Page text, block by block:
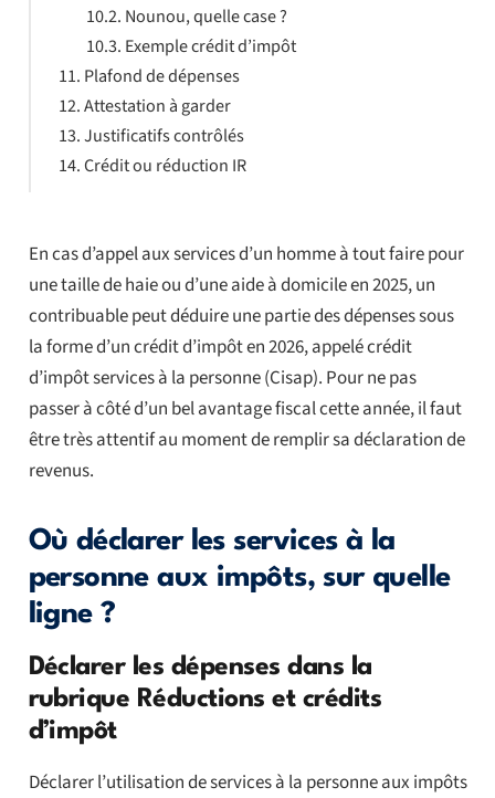
En cas d’appel aux services d’un homme à tout faire pour
une taille de haie ou d’une aide à domicile en 2025, un
contribuable peut déduire une partie des dépenses sous
la forme d’un crédit d’impôt en 2026, appelé crédit
d’impôt services à la personne (Cisap). Pour ne pas
passer à côté d’un bel avantage fiscal cette année, il faut
être très attentif au moment de remplir sa déclaration de
revenus.
Où déclarer les services à la
personne aux impôts, sur quelle
ligne ?
Déclarer les dépenses dans la
rubrique Réductions et crédits
d’impôt
Déclarer l’utilisation de services à la personne aux impôts
Nounou, quelle case ?
Exemple crédit d’impôt
Plafond de dépenses
Attestation à garder
Justificatifs contrôlés
Crédit ou réduction IR